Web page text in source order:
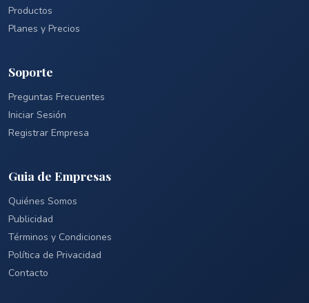
Productos
Planes y Precios
Soporte
Preguntas Frecuentes
Iniciar Sesión
Registrar Empresa
Guia de Empresas
Quiénes Somos
Publicidad
Términos y Condiciones
Política de Privacidad
Contacto